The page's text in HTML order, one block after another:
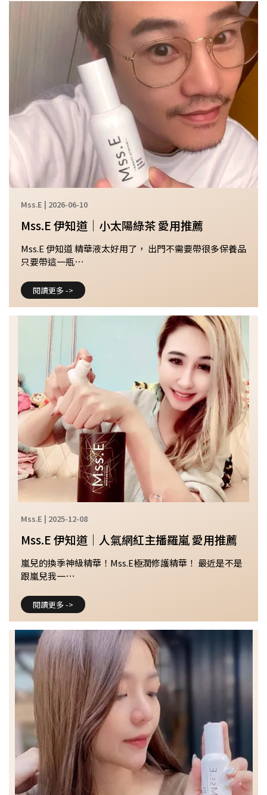
Mss.E 伊知道｜小太陽綠茶 愛用推薦
Mss.E | 2026-06-10
Mss.E 伊知道 精華液太好用了， 出門不需要帶很多保養品
只要帶這一瓶⋯
閱讀更多 ->
Mss.E 伊知道｜人氣網紅主播羅嵐 愛用推薦
Mss.E | 2025-12-08
嵐兒的換季神級精華！Mss.E極潤修護精華！ 最近是不是
跟嵐兒我一⋯
閱讀更多 ->